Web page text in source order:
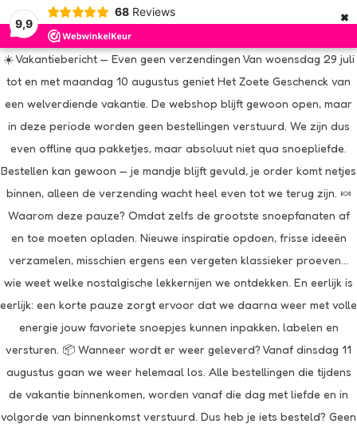
9,9
68 Reviews ×
☀️ Vakantiebericht — Even geen verzendingen Van woensdag 29 juli
tot en met maandag 10 augustus geniet Het Zoete Geschenck van
een welverdiende vakantie. De webshop blijft gewoon open, maar
in deze periode worden geen bestellingen verstuurd. We zijn dus
even offline qua pakketjes, maar absoluut niet qua snoepliefde.
Bestellen kan gewoon — je mandje blijft gevuld, je order komt netjes
binnen, alleen de verzending wacht heel even tot we terug zijn. 🍬
Waarom deze pauze? Omdat zelfs de grootste snoepfanaten af
en toe moeten opladen. Nieuwe inspiratie opdoen, frisse ideeën
verzamelen, misschien ergens een vergeten klassieker proeven…
wie weet welke nostalgische lekkernijen we ontdekken. En eerlijk is
eerlijk: een korte pauze zorgt ervoor dat we daarna weer met volle
energie jouw favoriete snoepjes kunnen inpakken, labelen en
versturen. 📦 Wanneer wordt er weer geleverd? Vanaf dinsdag 11
augustus gaan we weer helemaal los. Alle bestellingen die tijdens
de vakantie binnenkomen, worden vanaf die dag met liefde en in
volgorde van binnenkomst verstuurd. Dus heb je iets besteld? Geen